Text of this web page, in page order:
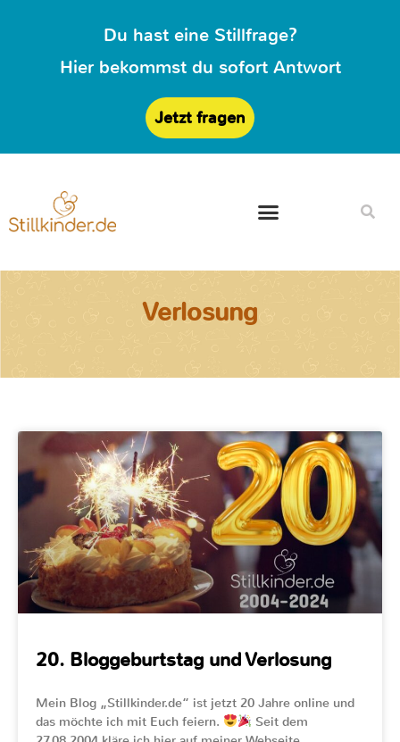
Du hast eine Stillfrage?
Hier bekommst du sofort Antwort
Jetzt fragen
Verlosung
20. Bloggeburtstag und Verlosung
Mein Blog „Stillkinder.de“ ist jetzt 20 Jahre online und
das möchte ich mit Euch feiern.
Seit dem